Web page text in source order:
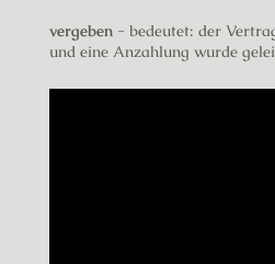
vergeben - bedeutet: der
und eine Anzahlung wurde